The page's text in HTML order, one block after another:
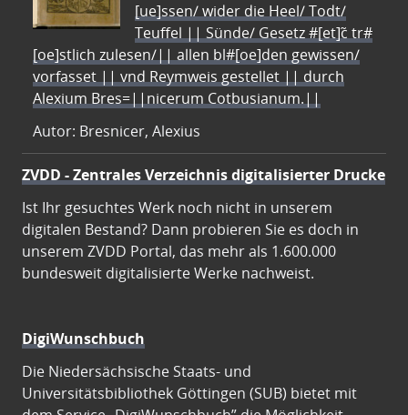
[ue]ssen/ wider die Heel/ Todt/
Teuffel || Sünde/ Gesetz #[et]c̃ tr#
[oe]stlich zulesen/|| allen bl#[oe]den gewissen/
vorfasset || vnd Reymweis gestellet || durch
Alexium Bres=||nicerum Cotbusianum.||
Autor: Bresnicer, Alexius
ZVDD - Zentrales Verzeichnis digitalisierter Drucke
Ist Ihr gesuchtes Werk noch nicht in unserem
digitalen Bestand? Dann probieren Sie es doch in
unserem ZVDD Portal, das mehr als 1.600.000
bundesweit digitalisierte Werke nachweist.
DigiWunschbuch
Die Niedersächsische Staats- und
Universitätsbibliothek Göttingen (SUB) bietet mit